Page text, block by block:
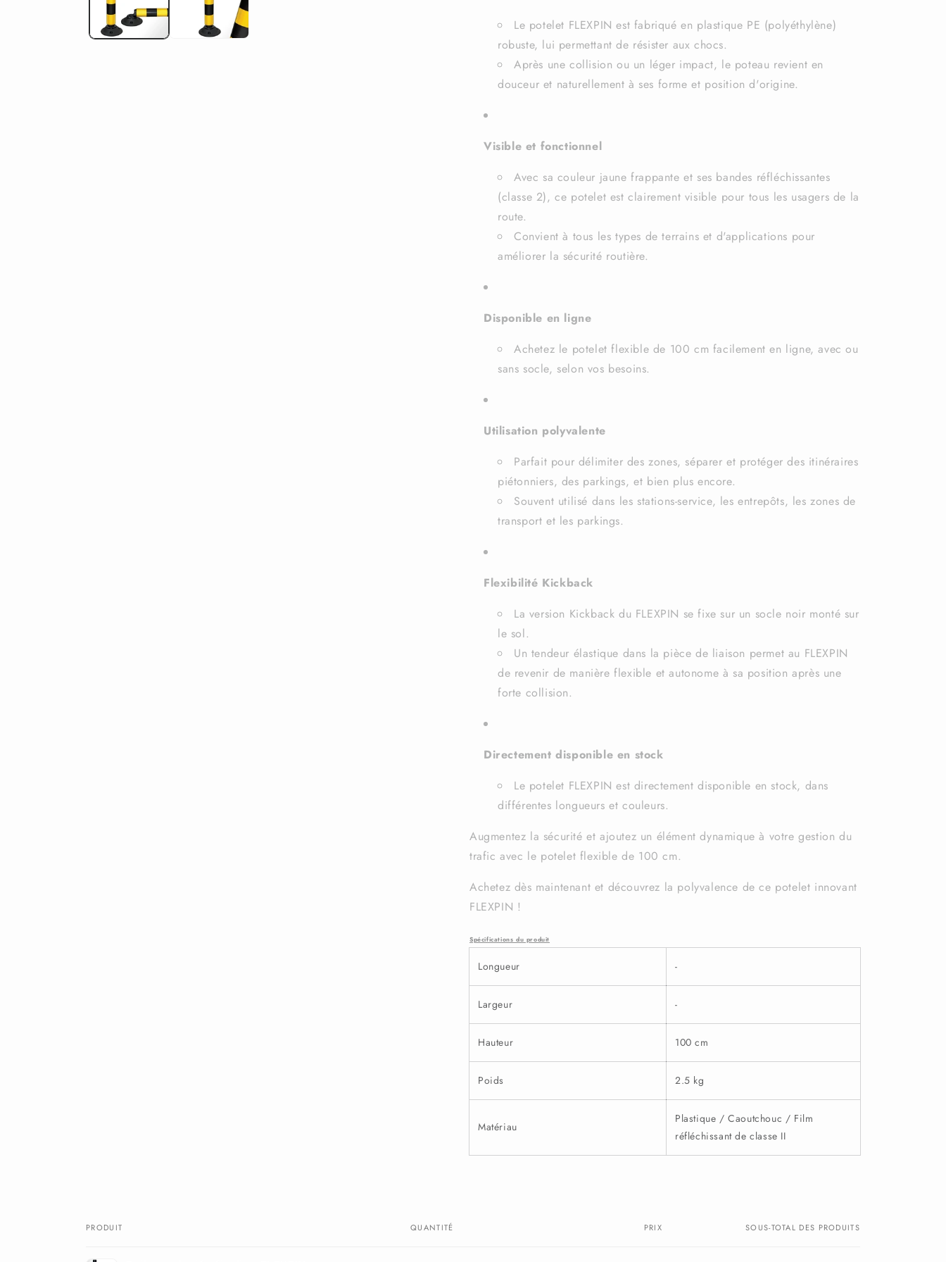
Le potelet FLEXPIN est fabriqué en plastique PE (polyéthylène)
robuste, lui permettant de résister aux chocs.
Après une collision ou un léger impact, le poteau revient en
douceur et naturellement à ses forme et position d'origine.
Visible et fonctionnel
Avec sa couleur jaune frappante et ses bandes réfléchissantes
(classe 2), ce potelet est clairement visible pour tous les usagers de la
route.
Convient à tous les types de terrains et d'applications pour
améliorer la sécurité routière.
Disponible en ligne
Achetez le potelet flexible de 100 cm facilement en ligne, avec ou
sans socle, selon vos besoins.
Utilisation polyvalente
Parfait pour délimiter des zones, séparer et protéger des itinéraires
piétonniers, des parkings, et bien plus encore.
Souvent utilisé dans les stations-service, les entrepôts, les zones de
transport et les parkings.
Flexibilité Kickback
La version Kickback du FLEXPIN se fixe sur un socle noir monté sur
le sol.
Un tendeur élastique dans la pièce de liaison permet au FLEXPIN
de revenir de manière flexible et autonome à sa position après une
forte collision.
Directement disponible en stock
Le potelet FLEXPIN est directement disponible en stock, dans
différentes longueurs et couleurs.
Augmentez la sécurité et ajoutez un élément dynamique à votre gestion du
trafic avec le potelet flexible de 100 cm.
Achetez dès maintenant et découvrez la polyvalence de ce potelet innovant
FLEXPIN !
Spécifications du produit
Longueur -
Largeur -
Hauteur 100 cm
Poids 2.5 kg
Matériau
Plastique / Caoutchouc / Film
réfléchissant de classe II
Votre
PRODUIT QUANTITÉ PRIX SOUS-TOTAL DES PRODUITS